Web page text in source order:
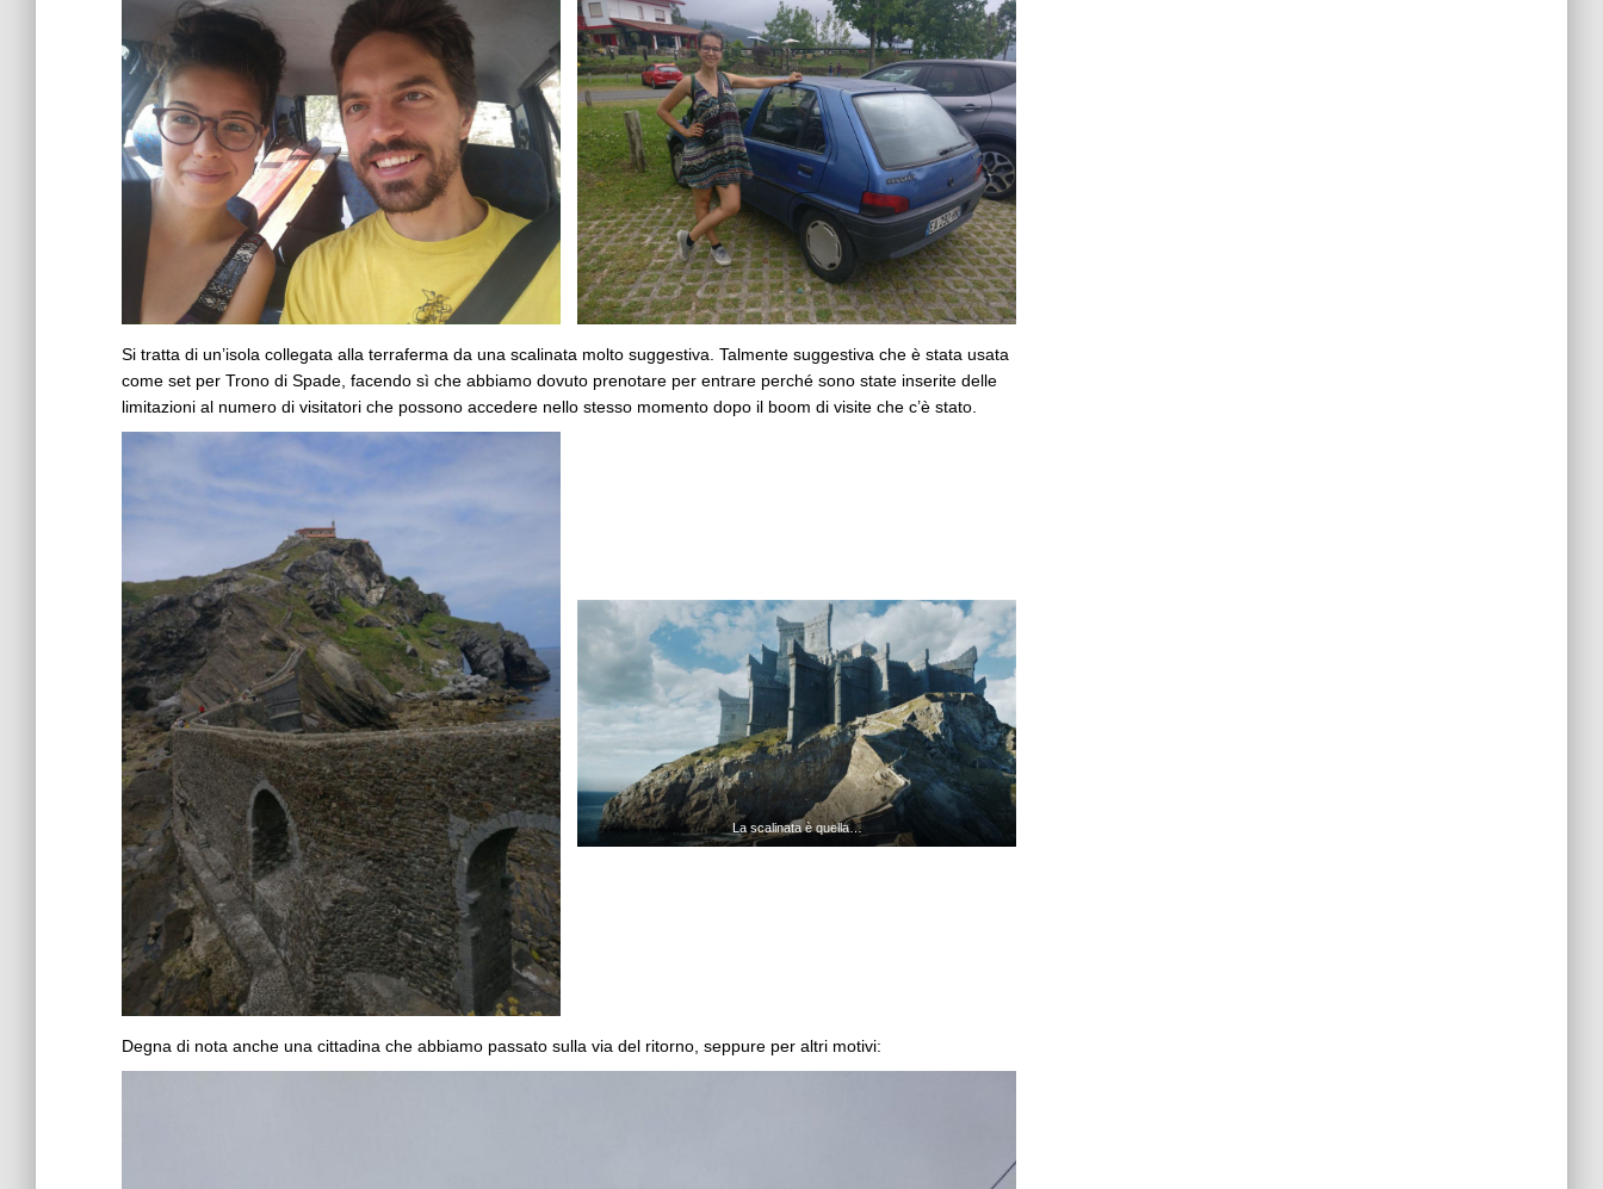
Si tratta di un’isola collegata alla terraferma da una scalinata molto suggestiva. Talmente suggestiva che è stata usata
come set per Trono di Spade, facendo sì che abbiamo dovuto prenotare per entrare perché sono state inserite delle
limitazioni al numero di visitatori che possono accedere nello stesso momento dopo il boom di visite che c’è stato.
La scalinata è quella…
Degna di nota anche una cittadina che abbiamo passato sulla via del ritorno, seppure per altri motivi: